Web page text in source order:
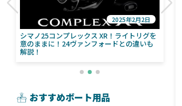
シマノ25コンプレックス XR！ライトリグを
意のままに！24ヴァンフォードとの違いも
解説！
2025年2月2日
おすすめボート用品